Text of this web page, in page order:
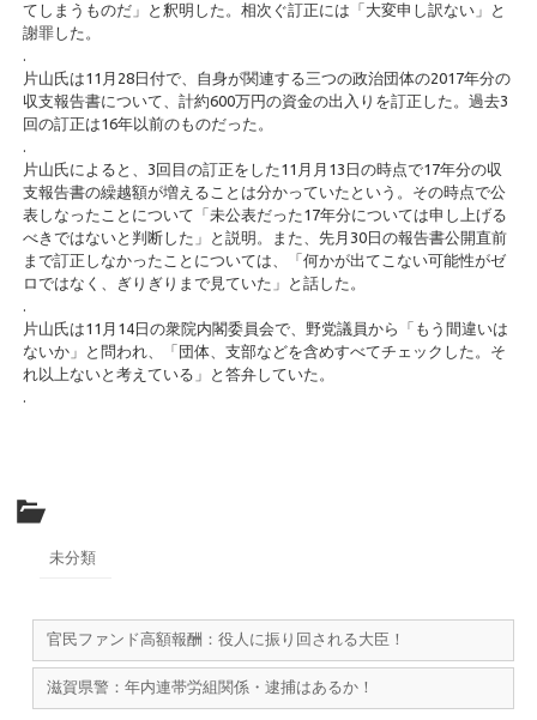
てしまうものだ」と釈明した。相次ぐ訂正には「大変申し訳ない」と
謝罪した。
.
片山氏は11月28日付で、自身が関連する三つの政治団体の2017年分の
収支報告書について、計約600万円の資金の出入りを訂正した。過去3
回の訂正は16年以前のものだった。
.
片山氏によると、3回目の訂正をした11月月13日の時点で17年分の収
支報告書の繰越額が増えることは分かっていたという。その時点で公
表しなったことについて「未公表だった17年分については申し上げる
べきではないと判断した」と説明。また、先月30日の報告書公開直前
まで訂正しなかったことについては、「何かが出てこない可能性がゼ
ロではなく、ぎりぎりまで見ていた」と話した。
.
片山氏は11月14日の衆院内閣委員会で、野党議員から「もう間違いは
ないか」と問われ、「団体、支部などを含めすべてチェックした。そ
れ以上ないと考えている」と答弁していた。
.
未分類
官民ファンド高額報酬：役人に振り回される大臣！
滋賀県警：年内連帯労組関係・逮捕はあるか！